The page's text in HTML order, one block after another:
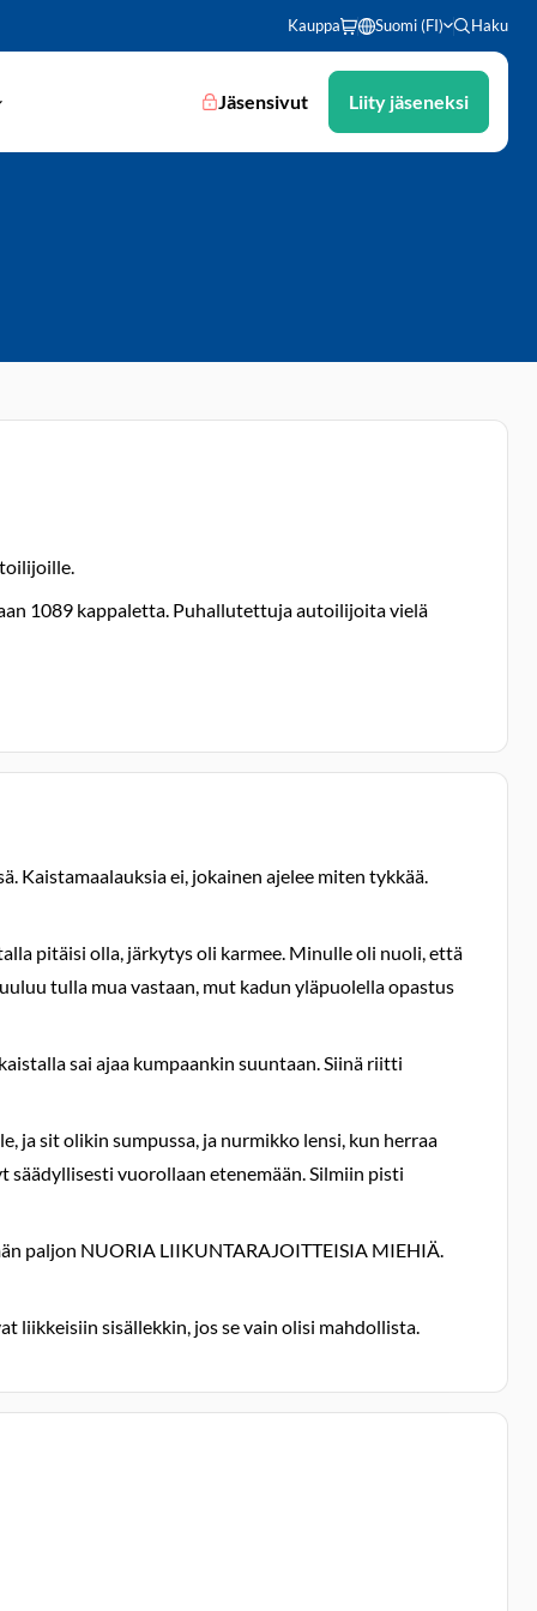
Kauppa Suomi (FI) Haku
Jäsensivut Liity jäseneksi
1089 kappaletta. Puhallutettuja autoilijoita vielä
Kaistamaalauksia ei, jokainen ajelee miten tykkää.
pitäisi olla, järkytys oli karmee. Minulle oli nuoli, että
tulla mua vastaan, mut kadun yläpuolella opastus
sai ajaa kumpaankin suuntaan. Siinä riitti
ja sit olikin sumpussa, ja nurmikko lensi, kun herraa
vuorollaan etenemään. Silmiin pisti
paljon NUORIA LIIKUNTARAJOITTEISIA MIEHIÄ.
sisällekkin, jos se vain olisi mahdollista.